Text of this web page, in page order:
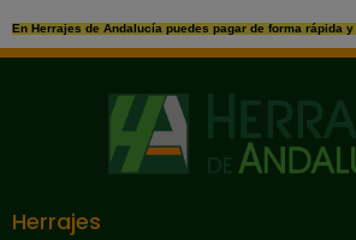
En Herrajes de Andalucía puedes pagar de forma rápida y
Herrajes